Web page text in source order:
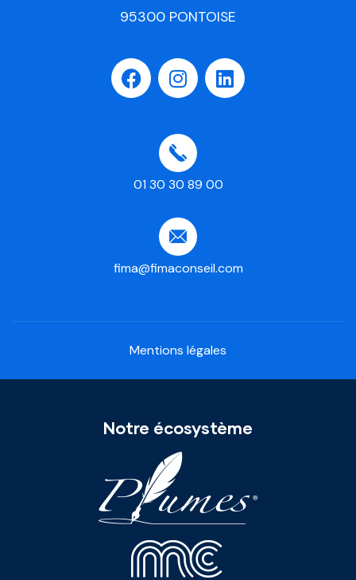
95300 PONTOISE
01 30 30 89 00
fima@fimaconseil.com
Mentions légales
Notre écosystème